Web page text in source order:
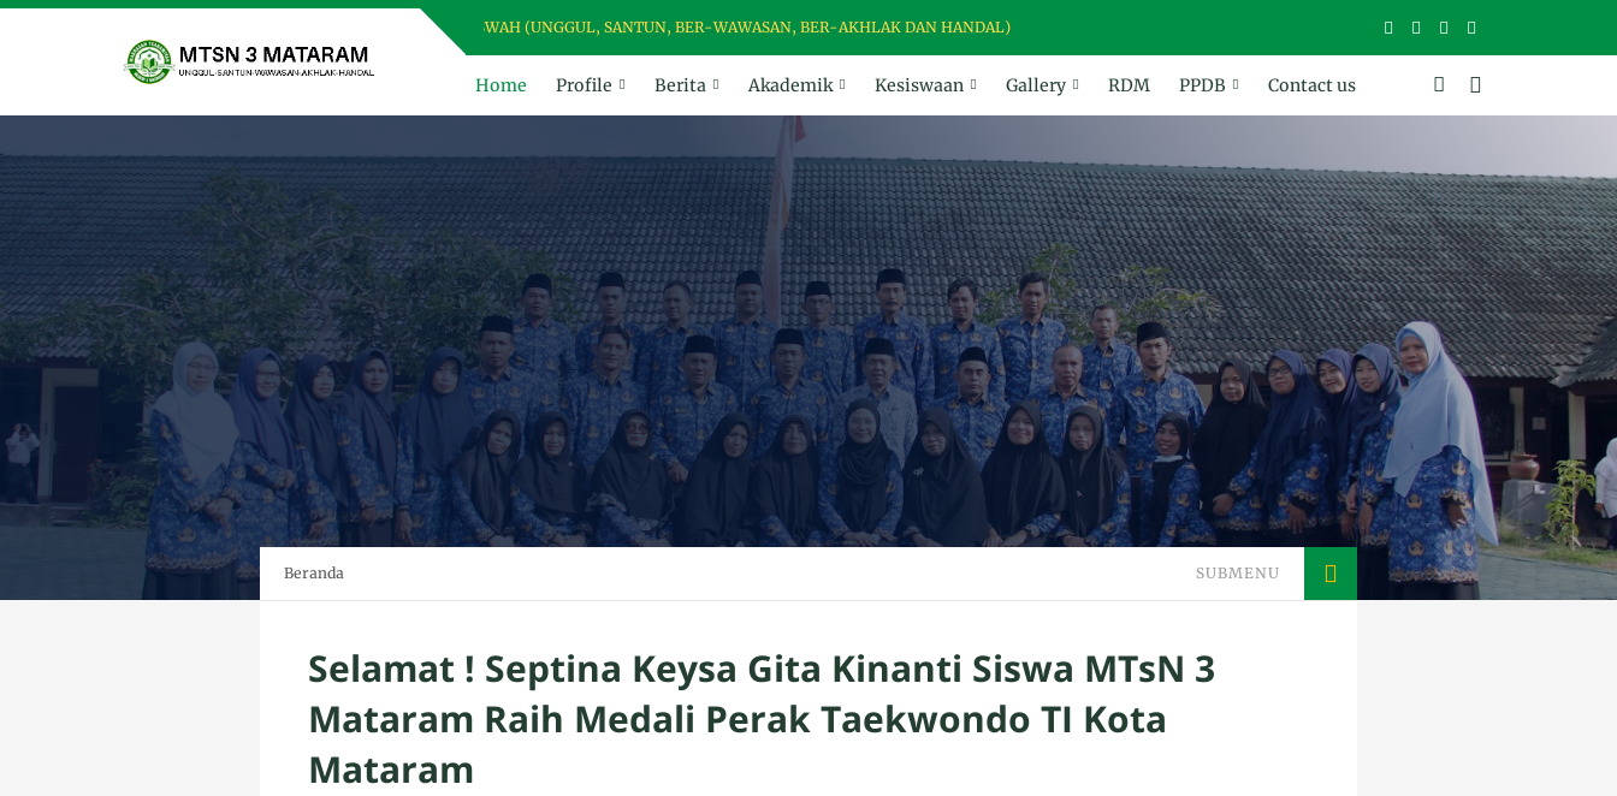
DATANG DI WEBSITE MTSN 3 MATARAM, MADRASAH USWAH (UNGGUL, SANTUN, BER-WAWASAN, BER-AKHLAK DAN HANDAL)
Home Profile Berita Akademik Kesiswaan Gallery RDM PPDB Contact us
Beranda SUBMENU
Selamat ! Septina Keysa Gita Kinanti Siswa MTsN 3
Mataram Raih Medali Perak Taekwondo TI Kota
Mataram